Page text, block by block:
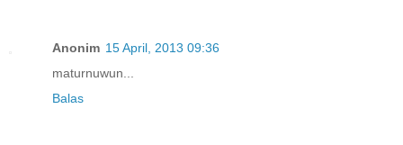
Anonim 15 April, 2013 09:36
maturnuwun...
Balas